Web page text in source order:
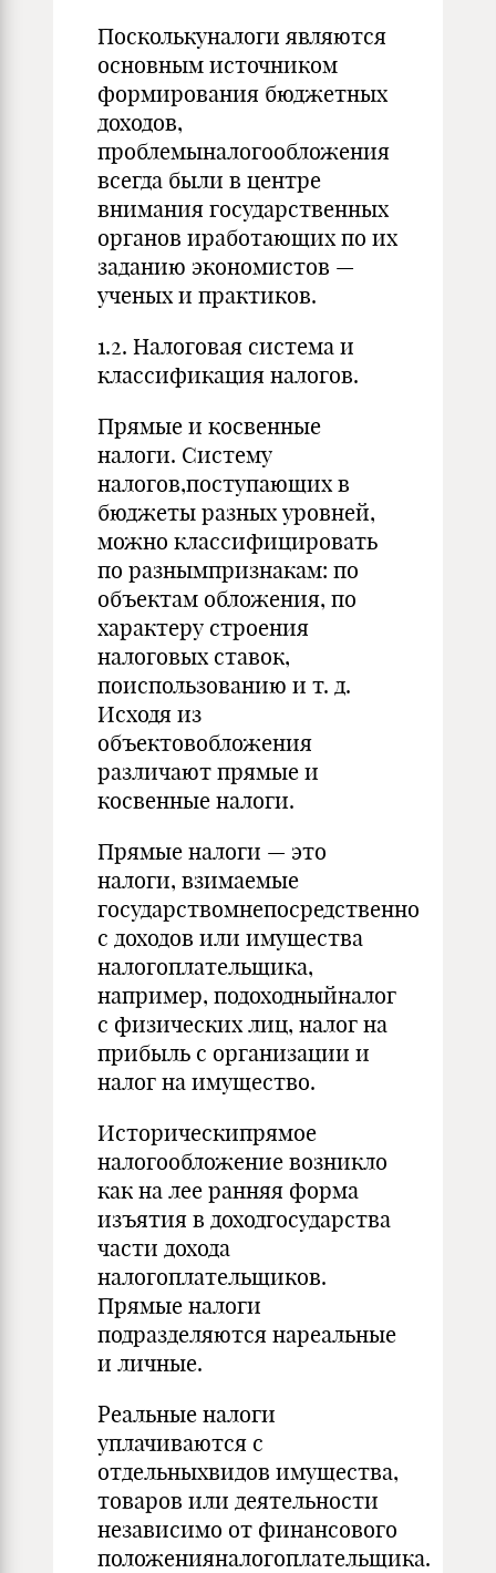
Посколькуналоги являются
основным источником
формирования бюджетных
доходов,
проблемыналогообложения
всегда были в центре
внимания государственных
органов иработающих по их
заданию экономистов —
ученых и практиков.
1.2. Налоговая система и
классификация налогов.
Прямые и косвенные
налоги. Систему
налогов,поступающих в
бюджеты разных уровней,
можно классифицировать
по разнымпризнакам: по
объектам обложения, по
характеру строения
налоговых ставок,
поиспользованию и т. д.
Исходя из
объектовобложения
различают прямые и
косвенные налоги.
Прямые налоги — это
налоги, взимаемые
государствомнепосредственно
с доходов или имущества
налогоплательщика,
например, подоходныйналог
с физических лиц, налог на
прибыль с организации и
налог на имущество.
Историческипрямое
налогообложение возникло
как на лее ранняя форма
изъятия в доходгосударства
части дохода
налогоплательщиков.
Прямые налоги
подразделяются нареальные
и личные.
Реальные налоги
уплачиваются с
отдельныхвидов имущества,
товаров или деятельности
независимо от финансового
положенияналогоплательщика.